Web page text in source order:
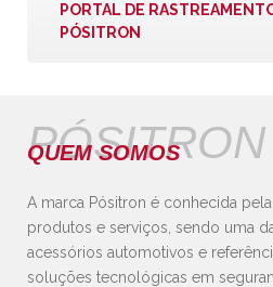
PORTAL DE
PÓSITRON
PÓSITRON
QUEM SOMOS
A marca Pósitron é conhecida
produtos e serviços, sendo uma
acessórios automotivos e
soluções tecnológicas em